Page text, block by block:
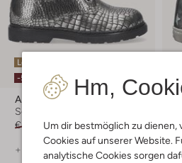
Hm,
Um dir bestmöglich zu dienen,
Cookies auf unserer Website.
analytische Cookies sorgen
Letzter Artikel
-50%
Apples & Pears
Schnürboots
€ 79,95 € 39,95
+ mehr farben